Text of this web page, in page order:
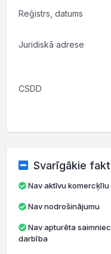
Reģistrs, datums
Juridiskā adrese
CSDD
Svarīgākie
Nav aktīvu komercķīlu
Nav nodrošinājumu
darbība